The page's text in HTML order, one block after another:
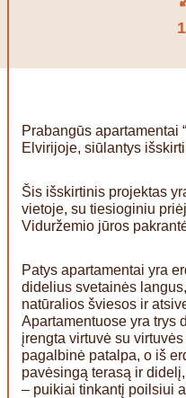
Prabangūs apartamentai
Elvirijoje, siūlantys
Šis išskirtinis projektas
vietoje, su tiesioginiu
Viduržemio jūros
Patys apartamentai yra
didelius svetainės
natūralios šviesos ir
Apartamentuose yra trys
įrengta virtuvė su
pagalbinė patalpa, o iš
pavėsingą terasą ir
– puikiai tinkantį poilsiui